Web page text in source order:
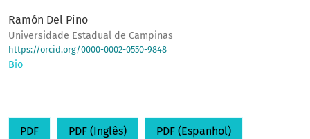
Ramón Del Pino
Universidade Estadual de Campinas
https://orcid.org/0000-0002-0550-9848
Bio
PDF PDF (Inglês) PDF (Espanhol)